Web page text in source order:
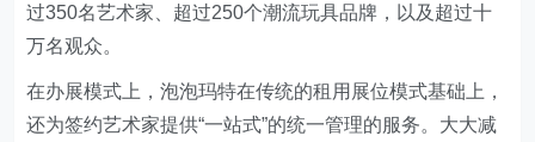
过350名艺术家、超过250个潮流玩具品牌，以及超过十
万名观众。
在办展模式上，泡泡玛特在传统的租用展位模式基础上，
还为签约艺术家提供“一站式”的统一管理的服务。大大减